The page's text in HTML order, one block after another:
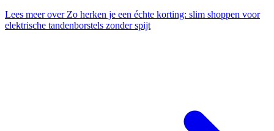
Lees meerover Zo herken je een échte korting: slim shoppen voor
elektrische tandenborstels zonder spijt